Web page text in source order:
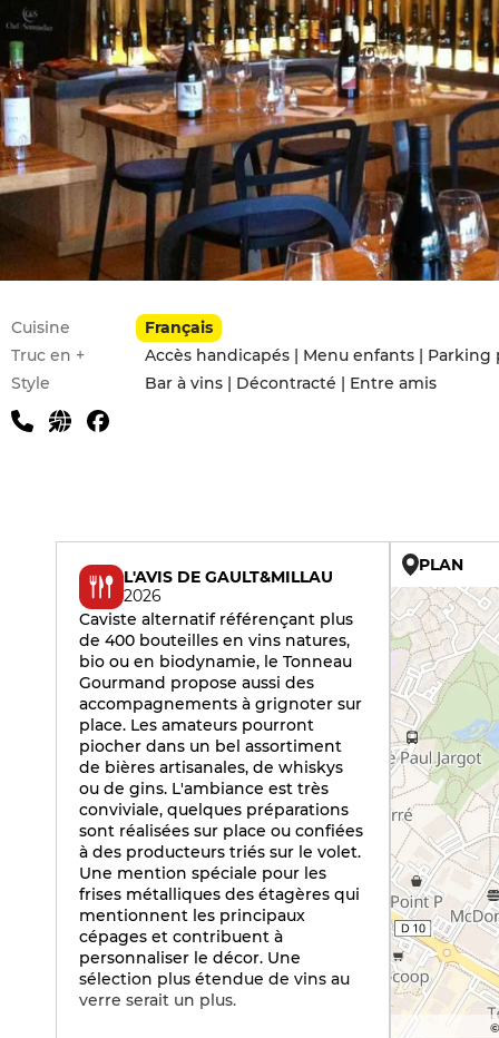
Infos pratiques
Cuisine
Français
Truc en +
Accès handicapés | Menu enfants | Parking
Style
Bar à vins | Décontracté | Entre amis
L'AVIS DE GAULT&MILLAU
2026
Caviste alternatif référençant plus
de 400 bouteilles en vins natures,
bio ou en biodynamie, le Tonneau
Gourmand propose aussi des
accompagnements à grignoter sur
place. Les amateurs pourront
piocher dans un bel assortiment
de bières artisanales, de whiskys
ou de gins. L'ambiance est très
conviviale, quelques préparations
sont réalisées sur place ou confiées
à des producteurs triés sur le volet.
Une mention spéciale pour les
frises métalliques des étagères qui
mentionnent les principaux
cépages et contribuent à
personnaliser le décor. Une
sélection plus étendue de vins au
verre serait un plus.
PLAN